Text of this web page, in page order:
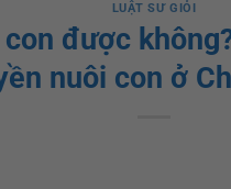
LUẬT SƯ GIỎI
được
nuôi con ở